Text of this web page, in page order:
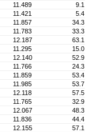
11.489
9.1
11.421
5.4
11.857
34.3
11.783
33.3
12.187
63.1
11.295
15.0
12.140
52.9
11.766
24.3
11.859
53.4
11.985
53.7
12.118
57.5
11.765
32.9
12.067
48.3
11.836
44.4
12.155
57.1